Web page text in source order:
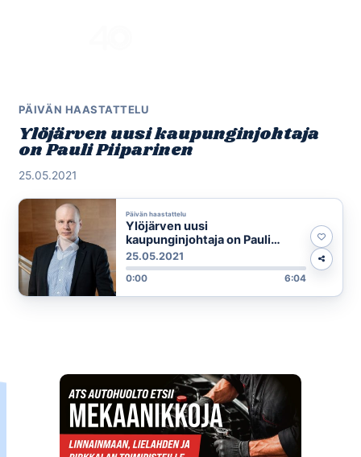
PÄIVÄN HAASTATTELU
Ylöjärven uusi kaupunginjohtaja
on Pauli Piiparinen
25.05.2021
Päivän haastattelu
Ylöjärven uusi
kaupunginjohtaja on Pauli
Piiparinen
25.05.2021
0:00 6:04